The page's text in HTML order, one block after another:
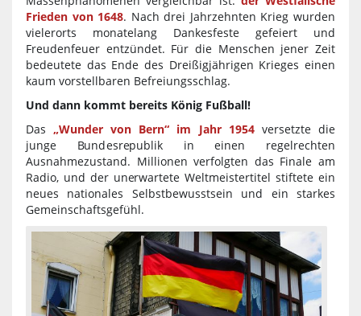
Frieden von 1648. Nach drei Jahrzehnten Krieg wurden
vielerorts monatelang Dankesfeste gefeiert und
Freudenfeuer entzündet. Für die Menschen jener Zeit
bedeutete das Ende des Dreißigjährigen Krieges einen
kaum vorstellbaren Befreiungsschlag.
Und dann kommt bereits König Fußball!
Das „Wunder von Bern“ im Jahr 1954versetzte die
junge Bundesrepublik in einen regelrechten
Ausnahmezustand. Millionen verfolgten das Finale am
Radio, und der unerwartete Weltmeistertitel stiftete ein
neues nationales Selbstbewusstsein und ein starkes
Gemeinschaftsgefühl.